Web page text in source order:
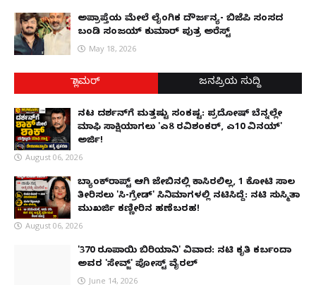
ಅಪ್ರಾಪ್ತೆಯ ಮೇಲೆ ಲೈಂಗಿಕ ದೌರ್ಜನ್ಯ- ಬಿಜೆಪಿ ಸಂಸದ
ಬಂಡಿ ಸಂಜಯ್ ಕುಮಾರ್ ಪುತ್ರ ಅರೆಸ್ಟ್
May 18, 2026
ಗ್ಲಾಮರ್ ಜನಪ್ರಿಯ ಸುದ್ದಿ
ನಟ ದರ್ಶನ್‌ಗೆ ಮತ್ತಷ್ಟು ಸಂಕಷ್ಟ: ಪ್ರದೋಷ್ ಬೆನ್ನಲ್ಲೇ
ಮಾಫಿ ಸಾಕ್ಷಿಯಾಗಲು 'ಎ8 ರವಿಶಂಕರ್, ಎ10 ವಿನಯ್'
ಅರ್ಜಿ!
August 06, 2026
ಬ್ಯಾಂಕ್‌ರಾಪ್ಟ್‌ ಆಗಿ ಜೇಬಿನಲ್ಲಿ ಕಾಸಿರಲಿಲ್ಲ, ₹1 ಕೋಟಿ ಸಾಲ
ತೀರಿಸಲು 'ಸಿ-ಗ್ರೇಡ್' ಸಿನಿಮಾಗಳಲ್ಲಿ ನಟಿಸಿದ್ದೆ: ನಟಿ ಸುಸ್ಮಿತಾ
ಮುಖರ್ಜಿ ಕಣ್ಣೀರಿನ ಹಣೆಬರಹ!
August 06, 2026
'370 ರೂಪಾಯಿ ಬಿರಿಯಾನಿ' ವಿವಾದ: ನಟಿ ಕೃತಿ ಕರ್ಬಂದಾ
ಅವರ 'ಸೇವ್ಜ್' ಪೋಸ್ಟ್ ವೈರಲ್
June 14, 2026